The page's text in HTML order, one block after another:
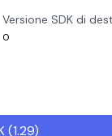
Versione SDK di
0
(1.29)